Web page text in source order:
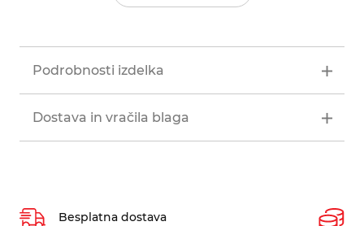
Podrobnosti izdelka
Dostava in vračila blaga
Besplatna dostava